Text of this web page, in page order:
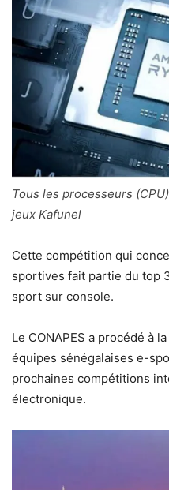
Tous les processeurs
jeux Kafunel
Cette compétition qui
sportives fait partie du top
sport sur console.
Le CONAPES a procédé à
équipes sénégalaises e-
prochaines compétitions
électronique.